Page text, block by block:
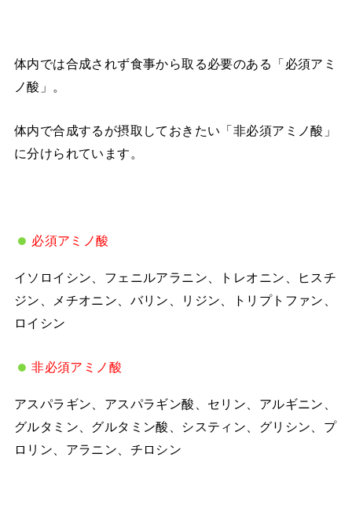
体内では合成されず食事から取る必要のある「必須アミ
ノ酸」。
体内で合成するが摂取しておきたい「非必須アミノ酸」
に分けられています。
必須アミノ酸
イソロイシン、フェニルアラニン、トレオニン、ヒスチ
ジン、メチオニン、バリン、リジン、トリプトファン、
ロイシン
非必須アミノ酸
アスパラギン、アスパラギン酸、セリン、アルギニン、
グルタミン、グルタミン酸、システィン、グリシン、プ
ロリン、アラニン、チロシン